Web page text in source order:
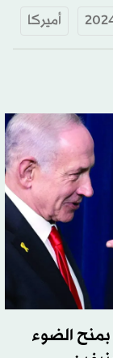
أميركا
بمنح الضوء